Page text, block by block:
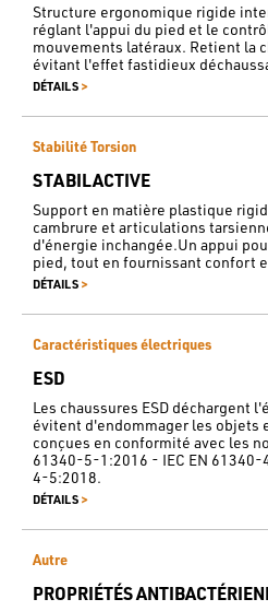
Structure ergonomique rigide
réglant l'appui du pied et le
mouvements latéraux. Retient la
évitant l'effet fastidieux
DÉTAILS >
Stabilité Torsion
STABILACTIVE
Support en matière plastique
cambrure et articulations
d'énergie inchangée.Un appui
pied, tout en fournissant confort
DÉTAILS >
Caractéristiques électriques
ESD
Les chaussures ESD déchargent
évitent d'endommager les objets
conçues en conformité avec les
61340-5-1:2016 - IEC EN
4-5:2018.
DÉTAILS >
Autre
PROPRIÉTÉS